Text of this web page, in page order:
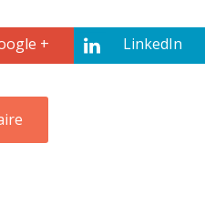
+ LinkedIn